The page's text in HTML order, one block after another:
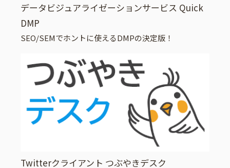
データビジュアライゼーションサービス Quick
DMP
SEO/SEMでホントに使えるDMPの決定版！
Twitterクライアント つぶやきデスク